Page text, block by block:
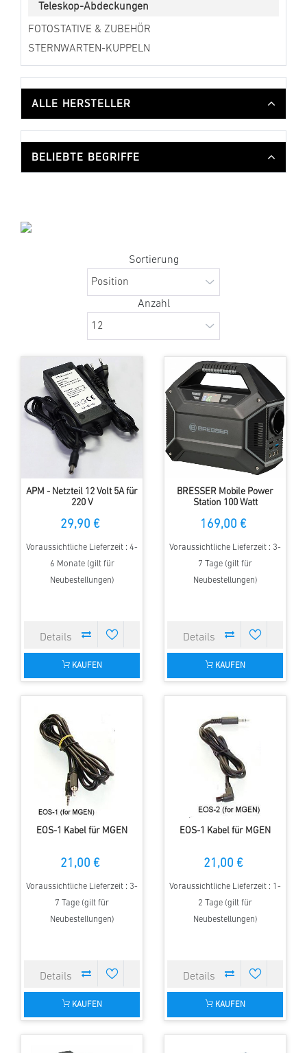
Teleskop-Abdeckungen
FOTOSTATIVE & ZUBEHÖR
STERNWARTEN-KUPPELN
ALLE HERSTELLER
BELIEBTE BEGRIFFE
Sortierung
Anzahl
APM - Netzteil 12 Volt 5A für
220 V
29,90 €
Voraussichtliche Lieferzeit : 4-
6 Monate (gilt für
Neubestellungen)
KAUFEN
BRESSER Mobile Power
Station 100 Watt
169,00 €
Voraussichtliche Lieferzeit : 3-
7 Tage (gilt für
Neubestellungen)
KAUFEN
EOS-1 Kabel für MGEN
21,00 €
Voraussichtliche Lieferzeit : 3-
7 Tage (gilt für
Neubestellungen)
KAUFEN
EOS-1 Kabel für MGEN
21,00 €
Voraussichtliche Lieferzeit : 1-
2 Tage (gilt für
Neubestellungen)
KAUFEN